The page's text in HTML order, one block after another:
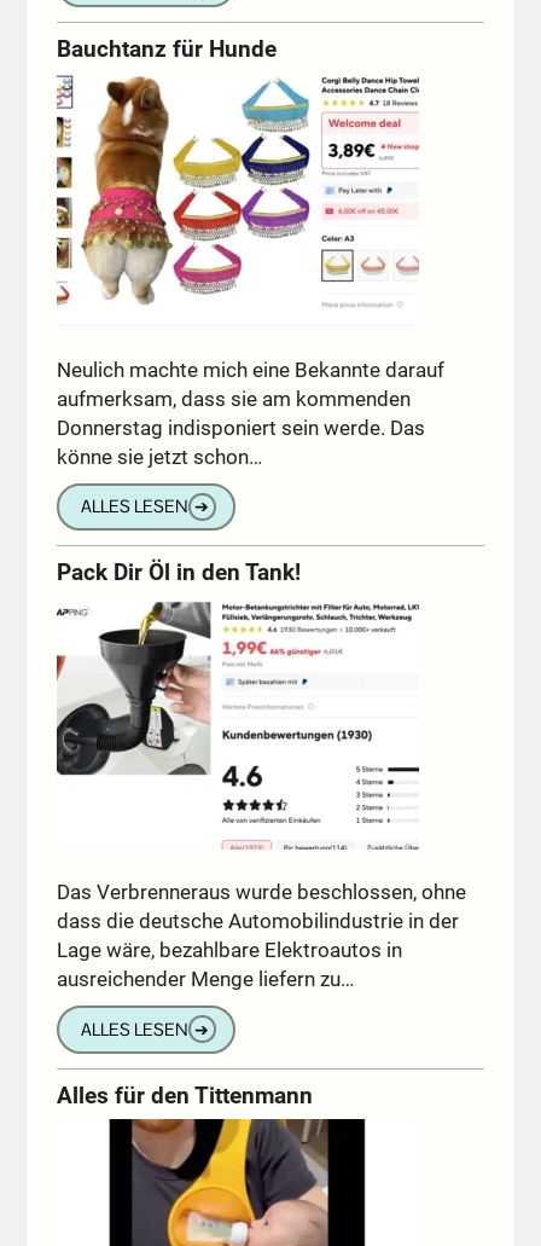
Bauchtanz für Hunde
Neulich machte mich eine Bekannte darauf
aufmerksam, dass sie am kommenden
Donnerstag indisponiert sein werde. Das
könne sie jetzt schon…
ALLES LESEN ➔
Pack Dir Öl in den Tank!
Das Verbrenneraus wurde beschlossen, ohne
dass die deutsche Automobilindustrie in der
Lage wäre, bezahlbare Elektroautos in
ausreichender Menge liefern zu…
ALLES LESEN ➔
Alles für den Tittenmann